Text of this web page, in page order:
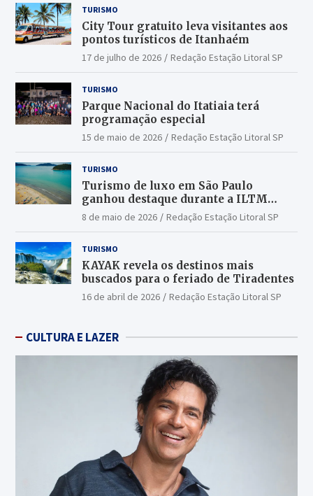
TURISMO
City Tour gratuito leva visitantes aos
pontos turísticos de Itanhaém
17 de julho de 2026 Redação Estação Litoral SP
TURISMO
Parque Nacional do Itatiaia terá
programação especial
15 de maio de 2026 Redação Estação Litoral SP
TURISMO
Turismo de luxo em São Paulo
ganhou destaque durante a ILTM
Latin America 2026
8 de maio de 2026 Redação Estação Litoral SP
TURISMO
KAYAK revela os destinos mais
buscados para o feriado de Tiradentes
16 de abril de 2026 Redação Estação Litoral SP
CULTURA E LAZER